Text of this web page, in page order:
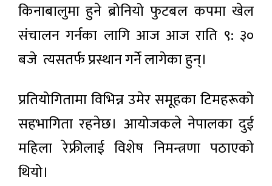
किनाबालुमा हुने ब्रोनियो फुटबल कपमा खेल
संचालन गर्नका लागि आज आज राति ९: ३०
बजे त्यसतर्फ प्रस्थान गर्ने लागेका हुन्।
प्रतियोगितामा विभिन्न उमेर समूहका टिमहरूको
सहभागिता रहनेछ। आयोजकले नेपालका दुई
महिला रेफ्रीलाई विशेष निमन्त्रणा पठाएको
थियो।